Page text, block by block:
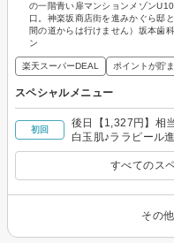
の一階青い扉マンションメゾン
口。神楽坂商店街を進みかぐら邸
間の道からは行けません）坂本歯
ン
楽天スーパーDEAL ポイントが貯
スペシャルメニュー
初回
後日【1,327円】相
白玉肌♪ララピール
ィロミロミ90分
すべてのス
その